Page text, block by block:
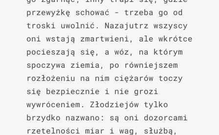
przewyżkę schować - trzeba go od
troski uwolnić. Nazajutrz wszyscy
oni wstają zmartwieni, ale wkrótce
pocieszają się, a wóz, na którym
spoczywa ziemia, po równiejszem
rozłożeniu na nim ciężarów toczy
się bezpiecznie i nie grozi
wywróceniem. Złodziejów tylko
brzydko nazwano: są oni dozorcami
rzetelności miar i wag, służbą,